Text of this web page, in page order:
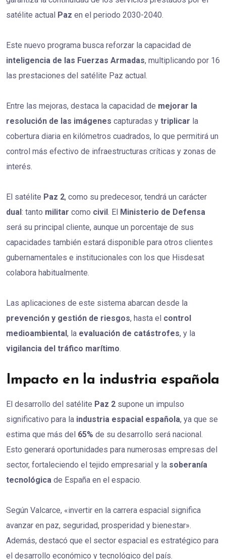
satélite actual Paz en el periodo 2030-2040.
Este nuevo programa busca reforzar la capacidad de
inteligencia de las Fuerzas Armadas, multiplicando por 16
las prestaciones del satélite Paz actual.
Entre las mejoras, destaca la capacidad de mejorar la
resolución de las imágenes capturadas y triplicar la
cobertura diaria en kilómetros cuadrados, lo que permitirá un
control más efectivo de infraestructuras críticas y zonas de
interés.
El satélite Paz 2, como su predecesor, tendrá un carácter
dual: tanto militar como civil. El Ministerio de Defensa
será su principal cliente, aunque un porcentaje de sus
capacidades también estará disponible para otros clientes
gubernamentales e institucionales con los que Hisdesat
colabora habitualmente.
Las aplicaciones de este sistema abarcan desde la
prevención y gestión de riesgos, hasta el control
medioambiental, la evaluación de catástrofes, y la
vigilancia del tráfico marítimo.
Impacto en la industria española
El desarrollo del satélite Paz 2 supone un impulso
significativo para la industria espacial española, ya que se
estima que más del 65% de su desarrollo será nacional.
Esto generará oportunidades para numerosas empresas del
sector, fortaleciendo el tejido empresarial y la soberanía
tecnológica de España en el espacio.
Según Valcarce, «invertir en la carrera espacial significa
avanzar en paz, seguridad, prosperidad y bienestar».
Además, destacó que el sector espacial es estratégico para
el desarrollo económico y tecnológico del país.